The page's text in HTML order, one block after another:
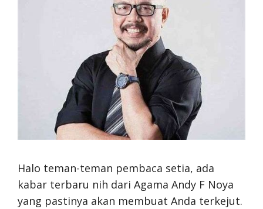
Halo teman-teman pembaca setia, ada
kabar terbaru nih dari Agama Andy F Noya
yang pastinya akan membuat Anda terkejut.